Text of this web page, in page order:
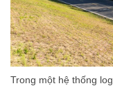
Trong một hệ thống